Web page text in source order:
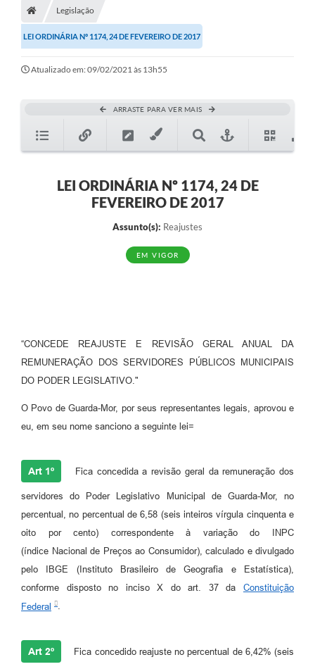
Legislação
LEI ORDINÁRIA Nº 1174, 24 DE FEVEREIRO DE 2017
Atualizado em: 09/02/2021 às 13h55
ARRASTE PARA VER MAIS
LEI ORDINÁRIA Nº 1174, 24 DE
FEVEREIRO DE 2017
Assunto(s): Reajustes
EM VIGOR
“CONCEDE REAJUSTE E REVISÃO GERAL ANUAL DA
REMUNERAÇÃO DOS SERVIDORES PÚBLICOS MUNICIPAIS
DO PODER LEGISLATIVO."
O Povo de Guarda-Mor, por seus representantes legais, aprovou e
eu, em seu nome sanciono a seguinte lei=
Art 1º Fica concedida a revisão geral da remuneração dos
servidores do Poder Legislativo Municipal de Guarda-Mor, no
percentual, no percentual de 6,58 (seis inteiros vírgula cinquenta e
oito por cento) correspondente à variação do INPC
(índice Nacional de Preços ao Consumidor), calculado e divulgado
pelo IBGE (Instituto Brasileiro de Geografia e Estatística),
conforme disposto no inciso X do art. 37 da Constituição
Federal
.
Art 2º Fica concedido reajuste no percentual de 6,42% (seis